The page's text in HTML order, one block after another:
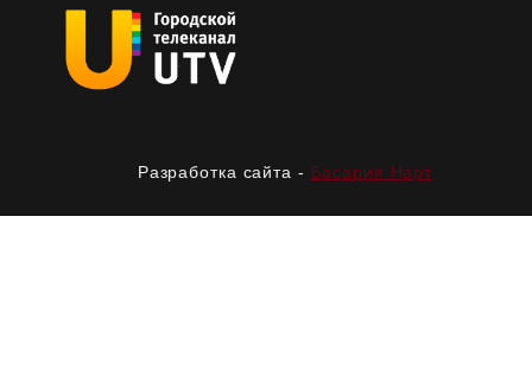
Разработка сайта - Басария Нарт